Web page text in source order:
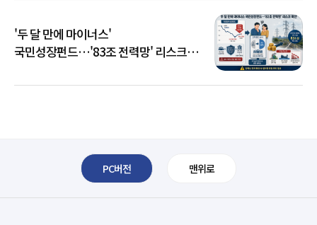
'두 달 만에 마이너스'
국민성장펀드…'83조 전력망' 리스크
PC버전 맨위로